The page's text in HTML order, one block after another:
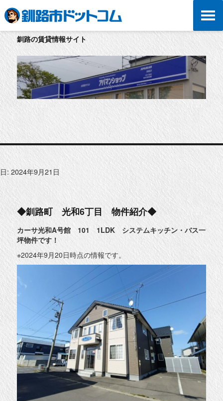
釧路の賃貸情報サイト
日: 2024年9月21日
◆釧路町 光和6丁目 物件紹介◆
カーサ光和A号館 101 1LDK システムキッチン・バス一
坪物件です！
※2024年9月20日時点の情報です。